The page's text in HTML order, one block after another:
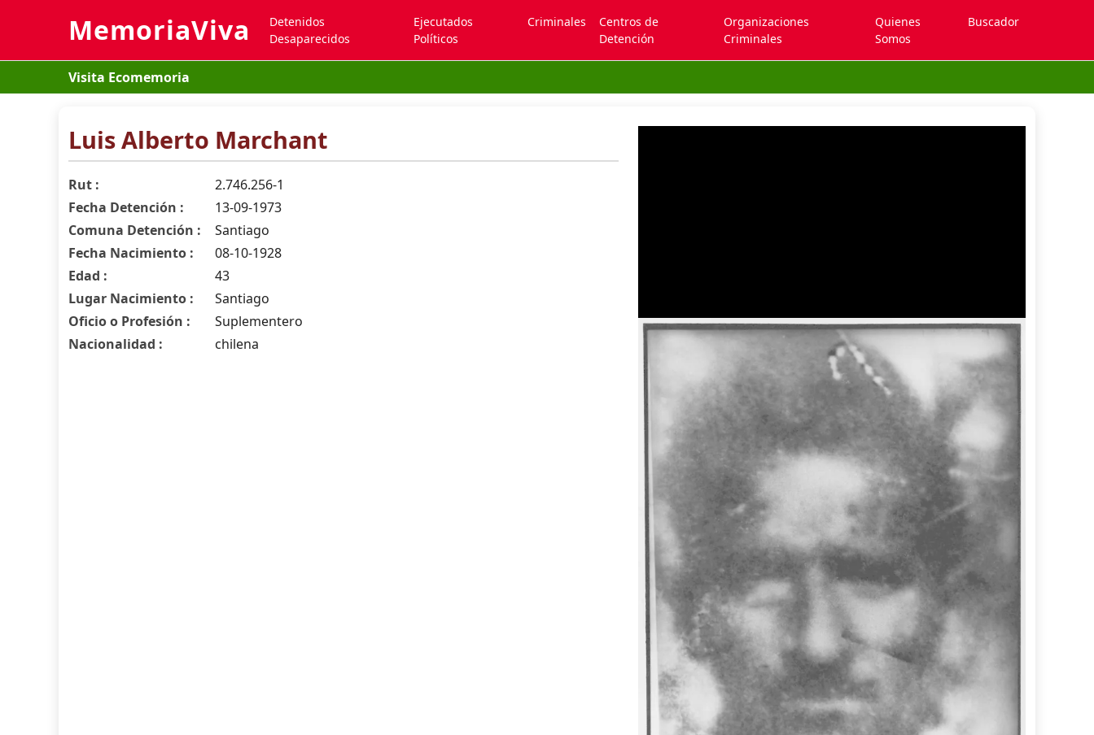
MemoriaViva
Detenidos
Desaparecidos
Ejecutados
Políticos
Criminales
Centros de
Detención
Organizaciones
Criminales
Quienes
Somos
Buscador
Visita Ecomemoria
Luis Alberto Marchant
Rut :
2.746.256-1
Fecha Detención :
13-09-1973
Comuna Detención :
Santiago
Fecha Nacimiento :
08-10-1928
Edad :
43
Lugar Nacimiento :
Santiago
Oficio o Profesión :
Suplementero
Nacionalidad :
chilena